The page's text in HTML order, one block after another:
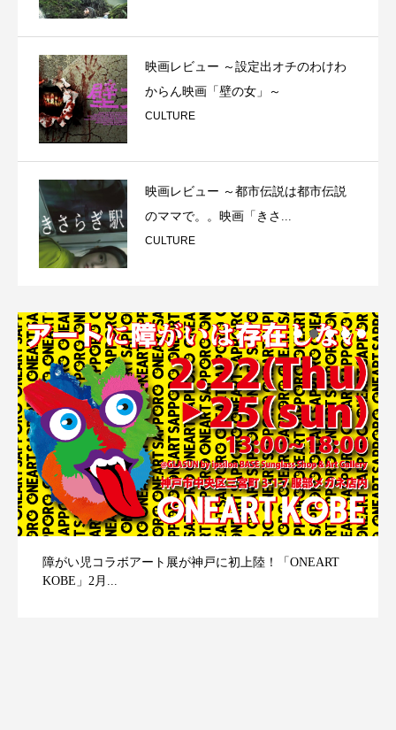
映画レビュー ～設定出オチのわけわ
からん映画「壁の女」～
CULTURE
映画レビュー ～都市伝説は都市伝説
のママで。。映画「きさ...
CULTURE
障がい児コラボアート展が神戸に初上陸！「ONEART
KOBE」2月...